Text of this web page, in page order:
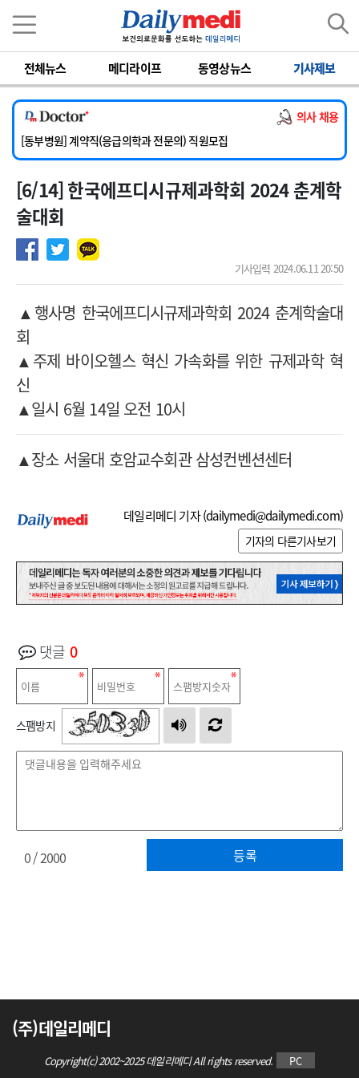
전체뉴스 메디라이프 동영상뉴스 기사제보
의사 채용
[서울아산병원] 2026년 하반기 인턴 모집
[영남대학교의료원] 마취통증의학과 임기제 임상의사 채용
[충남대학교병원] 소아청소년과(소아응급전담) 계약직 의사 공개채용
[동부병원] 계약직(응급의학과 전문의) 직원모집
[이대목동병원] 하반기 전공의(레지던트1년차) 모집
[서울아산병원] 2026년 하반기 인턴 모집
[영남대학교의료원] 마취통증의학과 임기제 임상의사 채용
[6/14] 한국에프디시규제과학회 2024 춘계학
술대회
기사입력 2024.06.11 20:50
▲행사명 한국에프디시규제과학회 2024 춘계학술대
회
▲주제 바이오헬스 혁신 가속화를 위한 규제과학 혁
신
▲일시 6월 14일 오전 10시
▲장소 서울대 호암교수회관 삼성컨벤션센터
데일리메디 기자 (dailymedi@dailymedi.com)
기자의 다른기사보기
댓글 0
스팸방지
등록
0/ 2000
(주)데일리메디
Copyright(c) 2002~2025 데일리메디 All rights reserved. PC